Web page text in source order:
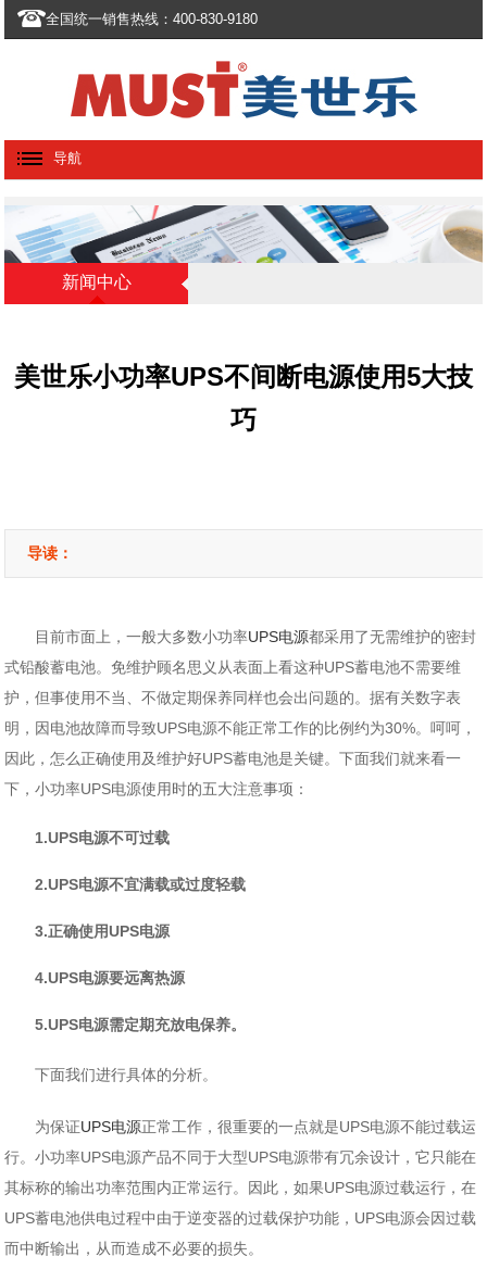
全国统一销售热线：400-830-9180
导航
新闻中心
美世乐小功率UPS不间断电源使用5大技
巧
导读：
目前市面上，一般大多数小功率UPS电源都采用了无需维护的密封
式铅酸蓄电池。免维护顾名思义从表面上看这种UPS蓄电池不需要维
护，但事使用不当、不做定期保养同样也会出问题的。据有关数字表
明，因电池故障而导致UPS电源不能正常工作的比例约为30%。呵呵，
因此，怎么正确使用及维护好UPS蓄电池是关键。下面我们就来看一
下，小功率UPS电源使用时的五大注意事项：
1.UPS电源不可过载
2.UPS电源不宜满载或过度轻载
3.正确使用UPS电源
4.UPS电源要远离热源
5.UPS电源需定期充放电保养。
下面我们进行具体的分析。
为保证UPS电源正常工作，很重要的一点就是UPS电源不能过载运
行。小功率UPS电源产品不同于大型UPS电源带有冗余设计，它只能在
其标称的输出功率范围内正常运行。因此，如果UPS电源过载运行，在
UPS蓄电池供电过程中由于逆变器的过载保护功能，UPS电源会因过载
而中断输出，从而造成不必要的损失。